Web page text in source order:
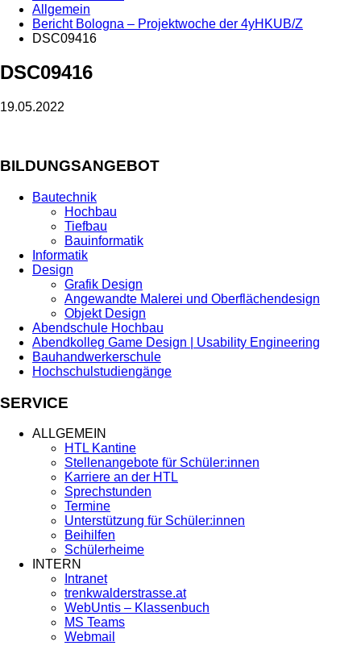
Allgemein
Bericht Bologna – Projektwoche der 4yHKUB/Z
DSC09416
DSC09416
19.05.2022
BILDUNGSANGEBOT
Bautechnik
Hochbau
Tiefbau
Bauinformatik
Informatik
Design
Grafik Design
Angewandte Malerei und Oberflächendesign
Objekt Design
Abendschule Hochbau
Abendkolleg Game Design | Usability Engineering
Bauhandwerkerschule
Hochschulstudiengänge
SERVICE
ALLGEMEIN
HTL Kantine
Stellenangebote für Schüler:innen
Karriere an der HTL
Sprechstunden
Termine
Unterstützung für Schüler:innen
Beihilfen
Schülerheime
INTERN
Intranet
trenkwalderstrasse.at
WebUntis – Klassenbuch
MS Teams
Webmail